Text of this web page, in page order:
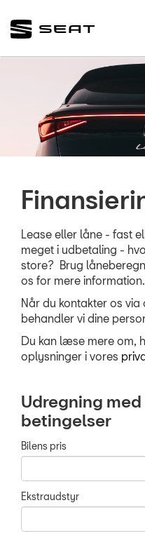
Lease eller låne - fast
meget i udbetaling -
store? Brug
os for mere information.
Når du kontakter os via
behandler vi dine
Du kan læse mere om,
oplysninger i vores
Udregning
betingelser
Bilens pris
Ekstraudstyr